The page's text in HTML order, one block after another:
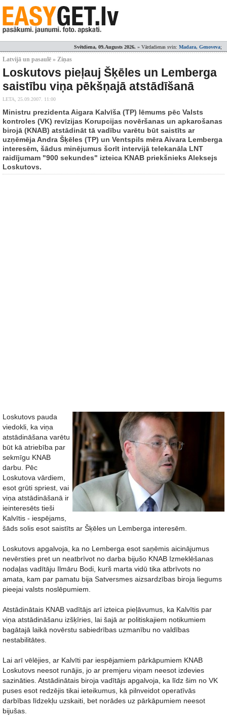
Svētdiena, 09.Augusts 2026. » Vārdadienas svin: Madara, Genoveva;
Latvijā un pasaulē » Ziņas
Loskutovs pieļauj Šķēles un Lemberga
saistību viņa pēkšņajā atstādīšanā
LETA, 25.09.2007. 11:00
Ministru prezidenta Aigara Kalvīša (TP) lēmums pēc Valsts
kontroles (VK) revīzijas Korupcijas novēršanas un apkarošanas
birojā (KNAB) atstādināt tā vadību varētu būt saistīts ar
uzņēmēja Andra Šķēles (TP) un Ventspils mēra Aivara Lemberga
interesēm, šādus minējumus šorīt intervijā telekanāla LNT
raidījumam "900 sekundes" izteica KNAB priekšnieks Aleksejs
Loskutovs.
Loskutovs pauda
viedokli, ka viņa
atstādināšana varētu
būt kā atriebība par
sekmīgu KNAB
darbu. Pēc
Loskutova vārdiem,
esot grūti spriest, vai
viņa atstādināšanā ir
ieinteresēts tieši
Kalvītis - iespējams,
šāds solis esot saistīts ar Šķēles un Lemberga interesēm.
Loskutovs apgalvoja, ka no Lemberga esot saņēmis aicinājumus
nevērsties pret un neatbrīvot no darba bijušo KNAB Izmeklēšanas
nodaļas vadītāju Ilmāru Bodi, kurš marta vidū tika atbrīvots no
amata, kam par pamatu bija Satversmes aizsardzības biroja liegums
pieejai valsts noslēpumiem.
Atstādinātais KNAB vadītājs arī izteica pieļāvumus, ka Kalvītis par
viņa atstādināšanu izšķīries, lai šajā ar politiskajiem notikumiem
bagātajā laikā novērstu sabiedrības uzmanību no valdības
nestabilitātes.
Lai arī vēlējies, ar Kalvīti par iespējamiem pārkāpumiem KNAB
Loskutovs neesot runājis, jo ar premjeru viņam neesot izdevies
sazināties. Atstādinātais biroja vadītājs apgalvoja, ka līdz šim no VK
puses esot redzējis tikai ieteikumus, kā pilnveidot operatīvās
darbības līdzekļu uzskaiti, bet norādes uz pārkāpumiem neesot
bijušas.